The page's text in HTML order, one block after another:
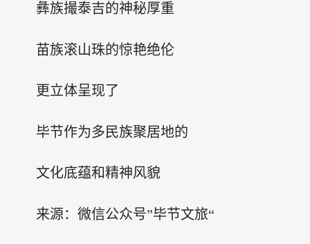
彝族撮泰吉的神秘厚重
苗族滚山珠的惊艳绝伦
更立体呈现了
毕节作为多民族聚居地的
文化底蕴和精神风貌
来源：微信公众号”毕节文旅“